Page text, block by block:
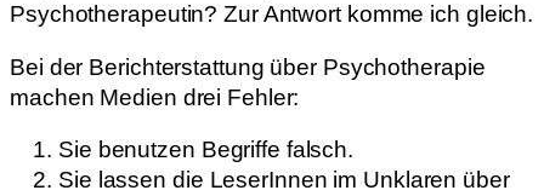
Psychotherapeutin? Zur Antwort komme ich gleich.
Bei der Berichterstattung über Psychotherapie
machen Medien drei Fehler:
Sie benutzen Begriffe falsch.
Sie lassen die LeserInnen im Unklaren über